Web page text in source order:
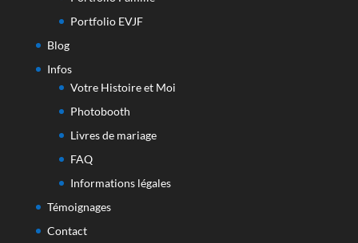
Portfolio EVJF
Blog
Infos
Votre Histoire et Moi
Photobooth
Livres de mariage
FAQ
Informations légales
Témoignages
Contact